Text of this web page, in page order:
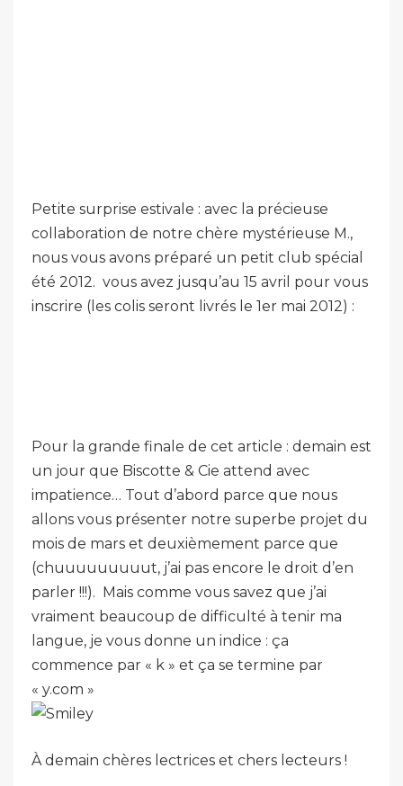
Petite surprise estivale : avec la précieuse
collaboration de notre chère mystérieuse M.,
nous vous avons préparé un petit club spécial
été 2012. vous avez jusqu’au 15 avril pour vous
inscrire (les colis seront livrés le 1er mai 2012) :
Pour la grande finale de cet article : demain est
un jour que Biscotte & Cie attend avec
impatience… Tout d’abord parce que nous
allons vous présenter notre superbe projet du
mois de mars et deuxièmement parce que
(chuuuuuuuuut, j’ai pas encore le droit d’en
parler !!!). Mais comme vous savez que j’ai
vraiment beaucoup de difficulté à tenir ma
langue, je vous donne un indice : ça
commence par « k » et ça se termine par
« y.com »
À demain chères lectrices et chers lecteurs !